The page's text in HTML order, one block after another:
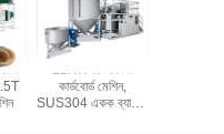
22KW ঢেউতোলা
কার্ডবোর্ড মেশিন,
SUS304 একক ব্যারেল